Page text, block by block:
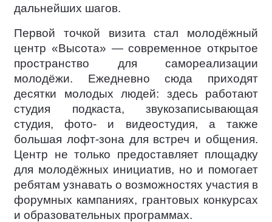
дальнейших шагов.
Первой точкой визита стал молодёжный
центр «Высота» — современное открытое
пространство для самореализации
молодёжи. Ежедневно сюда приходят
десятки молодых людей: здесь работают
студия подкаста, звукозаписывающая
студия, фото- и видеостудия, а также
большая лофт-зона для встреч и общения.
Центр не только предоставляет площадку
для молодёжных инициатив, но и помогает
ребятам узнавать о возможностях участия в
форумных кампаниях, грантовых конкурсах
и образовательных программах.